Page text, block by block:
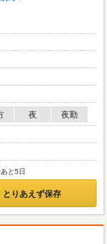
夜
夜勤
と5日
とりあえず保存